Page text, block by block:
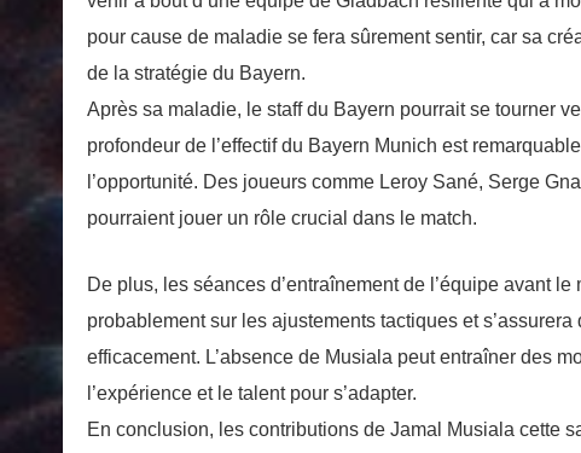
pour cause de maladie se fera sûrement sentir, car sa
de la stratégie du Bayern.
Après sa maladie, le staff du Bayern pourrait se tourner
profondeur de l’effectif du Bayern Munich est
l’opportunité. Des joueurs comme Leroy Sané, Serge
pourraient jouer un rôle crucial dans le match.
De plus, les séances d’entraînement de l’équipe avant
probablement sur les ajustements tactiques et
efficacement. L’absence de Musiala peut entraîner des
l’expérience et le talent pour s’adapter.
En conclusion, les contributions de Jamal Musiala cette